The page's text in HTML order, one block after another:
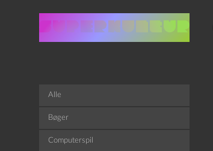
Alle
Bøger
Computerspil